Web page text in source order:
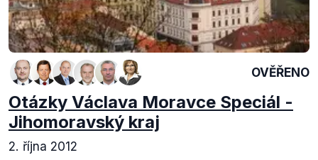
OVĚŘENO
Otázky Václava Moravce Speciál -
Jihomoravský kraj
2. října 2012